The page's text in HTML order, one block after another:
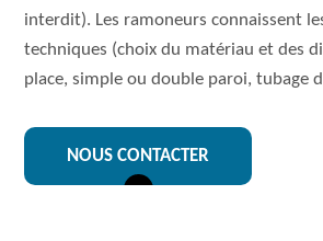
interdit). Les ramoneurs connaissent
techniques (choix du matériau et des
place, simple ou double paroi, tubage
NOUS CONTACTER